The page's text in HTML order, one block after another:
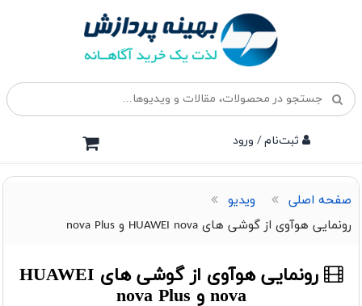
ثبت‌نام / ورود
صفحه اصلی
ویدیو
رونمایی هوآوی از گوشی های HUAWEI nova و nova Plus
رونمایی هوآوی از گوشی های HUAWEI
nova و nova Plus